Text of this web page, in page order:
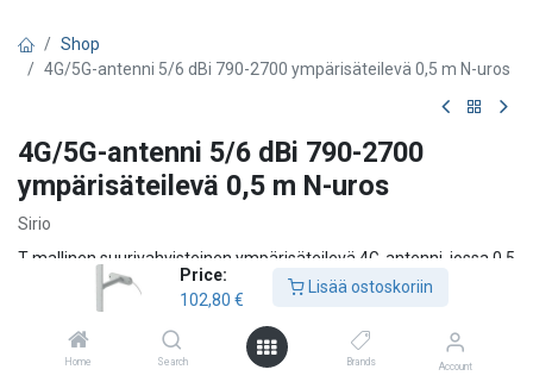
Price:
102,80 €
Lisää ostoskoriin
Home Search Brands Account
Shop
4G/5G-antenni 5/6 dBi 790-2700 ympärisäteilevä 0,5 m N-uros
4G/5G-antenni 5/6 dBi 790-2700
ympärisäteilevä 0,5 m N-uros
Sirio
T-mallinen suurivahvisteinen ympärisäteilevä 4G-antenni, jossa 0,5
m kaapeli ja N-uros-liitin. Antennia käytetään yleisesti passiivisissa
toistinratkaisuissa, kuten väestönsuojissa ja muissa vastaavissa
tiloissa. Kiinnitys onnistuu joko seinään tai mastoon.